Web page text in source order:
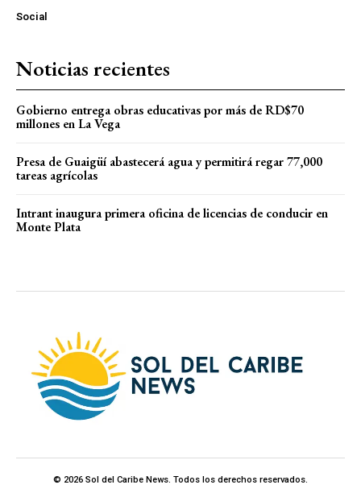
Social
Noticias recientes
Gobierno entrega obras educativas por más de RD$70
millones en La Vega
Presa de Guaigüí abastecerá agua y permitirá regar 77,000
tareas agrícolas
Intrant inaugura primera oficina de licencias de conducir en
Monte Plata
© 2026 Sol del Caribe News. Todos los derechos reservados.